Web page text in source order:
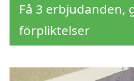
Få 3 erbjudanden,
förpliktelser